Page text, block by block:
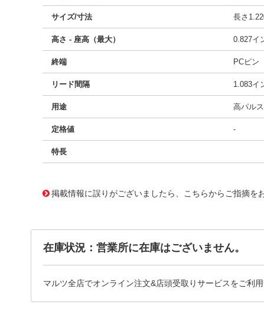
サイズ/寸法 長さ
高さ - 座高（最大） 0.827イ
終端 PCピン
リード間隔 1.083イ
用途 高パル
定格値 -
特長
掲載情報に誤りがございましたら、こちらからご指摘を
在庫状況：営業所に在庫はございません。
マルツ全店でオンライン注文&店頭受取りサービスをご利用